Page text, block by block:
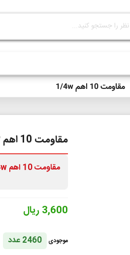
مقاومت 10 اهم 1/4w
مقاومت 10 اهم 1/4w
مقاومت 10 اهم 1/4w
3,600 ریال
موجودی
2460 عدد